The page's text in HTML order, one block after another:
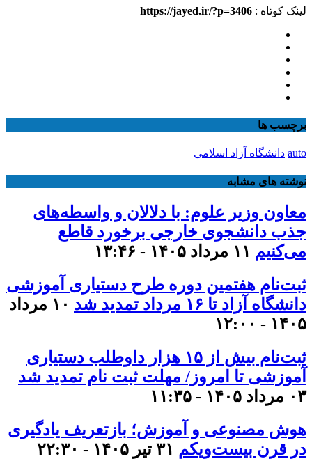
لینک کوتاه : https://jayed.ir/?p=3406
برچسب ها
auto دانشگاه آزاد اسلامی
نوشته های مشابه
معاون وزیر علوم: با دلالان و واسطه‌های
جذب دانشجوی خارجی برخورد قاطع
می‌کنیم ۱۱ مرداد ۱۴۰۵ - ۱۳:۴۶
ثبت‌نام هفتمین دوره طرح دستیاری آموزشی
دانشگاه آزاد تا ۱۶ مرداد تمدید شد
۱۰ مرداد
۱۴۰۵ - ۱۲:۰۰
ثبت‌نام بیش از ۱۵ هزار داوطلب دستیاری
آموزشی تا امروز/ مهلت ثبت نام تمدید شد
۰۳ مرداد ۱۴۰۵ - ۱۱:۳۵
هوش مصنوعی و آموزش؛ بازتعریف یادگیری
در قرن بیست‌ویکم ۳۱ تیر ۱۴۰۵ - ۲۲:۳۰